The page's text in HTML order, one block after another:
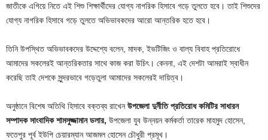
জাতীকে এগিয়ে নিতে এই শিশু শিক্ষার্থীদের যোগ্য নাগরিক হিসাবে গড়ে তুলতে হবে। তাই শিশুদের
যোগ্য নাগরিক হিসাবে গড়ে তুলতে অভিভাবকদের আরো আন্তরিক হতে হবে।
তিনি উপস্থিত অভিভাবকদের উদ্দেশ্যে বলেন, মাদক, ইভটিজিং ও বাল্য বিবাহ প্রতিরোধে
আমাদের সকলেরই আন্তরিকতার সাথে কাজ করা উচিৎ। কেননা, এই দেশটা আমরাই স্বাধীন
করেছি তাই দেশকে সুন্দরভাবে গড়েতুলা আমাদের সকলেরই দায়িত্ব।
অনুষ্ঠানে বিশেষ অতিথি হিসাবে বক্তব্য রাখেনউপজেলা দুর্নীতি প্রতিরোধ কমিটির সাধারন
সম্পাদক সাংবাদিক শামসুজ্জামান ডলার, উপজেলা যুব উন্নয়ন কর্মকর্তা তারেক মাহমুদ হোসেন,
ফতেপুর পূর্ব ইউপি চেয়ারম্যান আজমল হোসেন চৌধুরী প্রমূখ।